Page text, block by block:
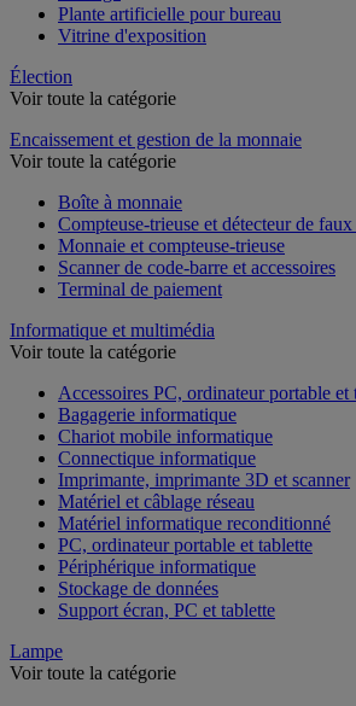
Horloge
Plante artificielle pour bureau
Élection
Encaissement et gestion de la monnaie
Boîte à monnaie
Compteuse-trieuse et détecteur de faux
Monnaie et compteuse-trieuse
Scanner de code-barre et accessoires
Informatique et multimédia
Accessoires PC, ordinateur portable et
Bagagerie informatique
Chariot mobile informatique
Connectique informatique
Imprimante, imprimante 3D et scanner
Matériel et câblage réseau
Matériel informatique reconditionné
PC, ordinateur portable et tablette
Périphérique informatique
Stockage de données
Lampe